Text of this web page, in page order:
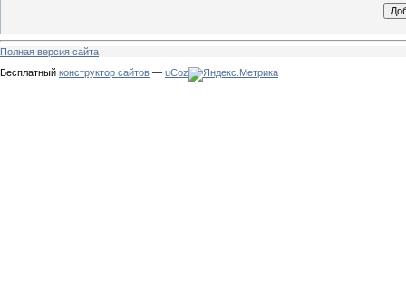
Полная версия сайта
Бесплатный конструктор сайтов — uCoz